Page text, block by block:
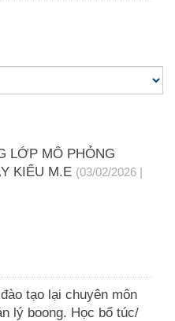
LỚP MÔ PHỎNG
KIỂU M.E (03/02/2026 |
tạo lại chuyên môn
lý boong. Học bổ túc/